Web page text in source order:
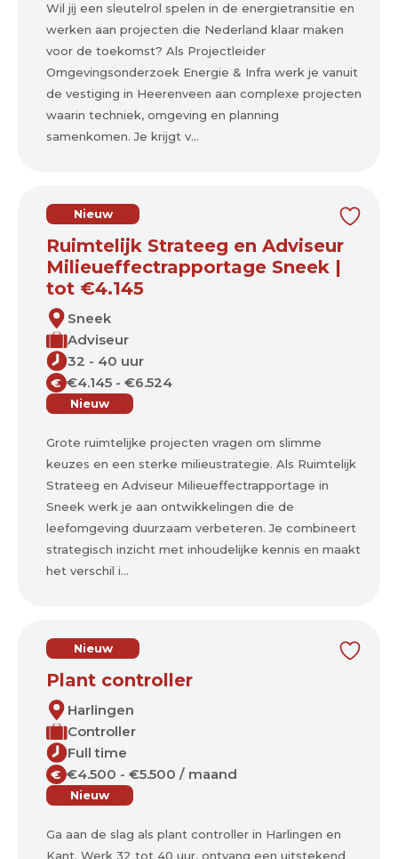
Wil jij een sleutelrol spelen in de energietransitie en
werken aan projecten die Nederland klaar maken
voor de toekomst? Als Projectleider
Omgevingsonderzoek Energie & Infra werk je vanuit
de vestiging in Heerenveen aan complexe projecten
waarin techniek, omgeving en planning
samenkomen. Je krijgt v...
Nieuw
Ruimtelijk Strateeg en Adviseur
Milieueffectrapportage Sneek |
tot €4.145
Sneek
Adviseur
32 - 40 uur
€ €4.145 - €6.524
Nieuw
Grote ruimtelijke projecten vragen om slimme
keuzes en een sterke milieustrategie. Als Ruimtelijk
Strateeg en Adviseur Milieueffectrapportage in
Sneek werk je aan ontwikkelingen die de
leefomgeving duurzaam verbeteren. Je combineert
strategisch inzicht met inhoudelijke kennis en maakt
het verschil i...
Nieuw
Plant controller
Harlingen
Controller
Full time
€ €4.500 - €5.500 / maand
Nieuw
Ga aan de slag als plant controller in Harlingen en
Kant. Werk 32 tot 40 uur, ontvang een uitstekend